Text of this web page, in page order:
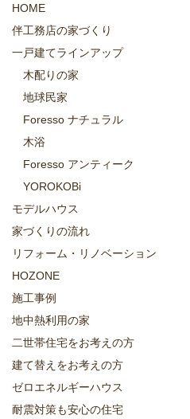
HOME
伴工務店の家づくり
一戸建てラインアップ
木配りの家
地球民家
Foresso ナチュラル
木浴
Foresso アンティーク
YOROKOBi
モデルハウス
家づくりの流れ
リフォーム・リノベーション
HOZONE
施工事例
地中熱利用の家
二世帯住宅をお考えの方
建て替えをお考えの方
ゼロエネルギーハウス
耐震対策も安心の住宅